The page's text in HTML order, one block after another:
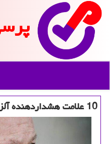
10 علامت هشداردهنده آلزایمر